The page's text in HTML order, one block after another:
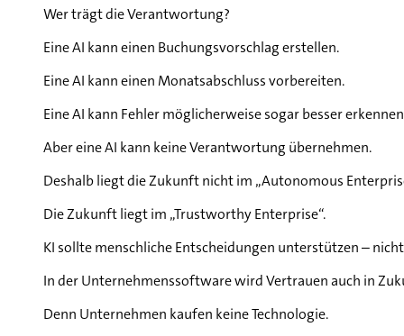
Wer trägt die Verantwortung?
Eine AI kann einen Buchungsvorschlag erstellen.
Eine AI kann einen Monatsabschluss vorbereiten.
Eine AI kann Fehler möglicherweise sogar besser
Aber eine AI kann keine Verantwortung übernehmen.
Deshalb liegt die Zukunft nicht im „Autonomous
Die Zukunft liegt im „Trustworthy Enterprise“.
KI sollte menschliche Entscheidungen unterstützen –
In der Unternehmenssoftware wird Vertrauen auch in
Denn Unternehmen kaufen keine Technologie.